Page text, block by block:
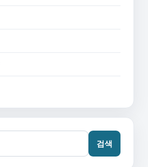
검색